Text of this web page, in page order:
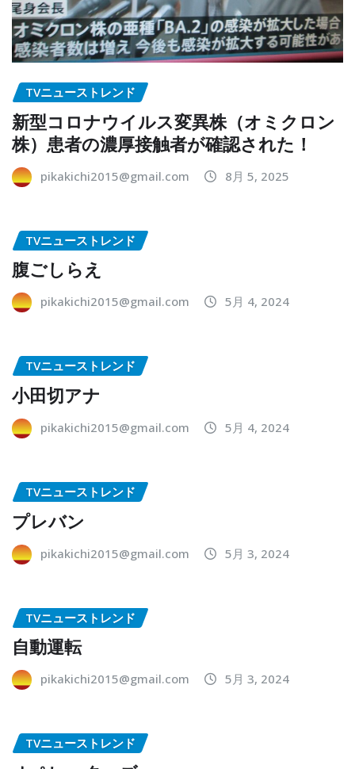
TVニューストレンド
新型コロナウイルス変異株（オミクロン
株）患者の濃厚接触者が確認された！
pikakichi2015@gmail.com 8月 5, 2025
TVニューストレンド
腹ごしらえ
pikakichi2015@gmail.com 5月 4, 2024
TVニューストレンド
小田切アナ
pikakichi2015@gmail.com 5月 4, 2024
TVニューストレンド
プレバン
pikakichi2015@gmail.com 5月 3, 2024
TVニューストレンド
自動運転
pikakichi2015@gmail.com 5月 3, 2024
TVニューストレンド